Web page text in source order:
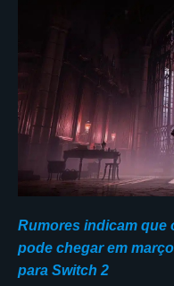
Rumores indicam que
pode chegar em
para Switch 2